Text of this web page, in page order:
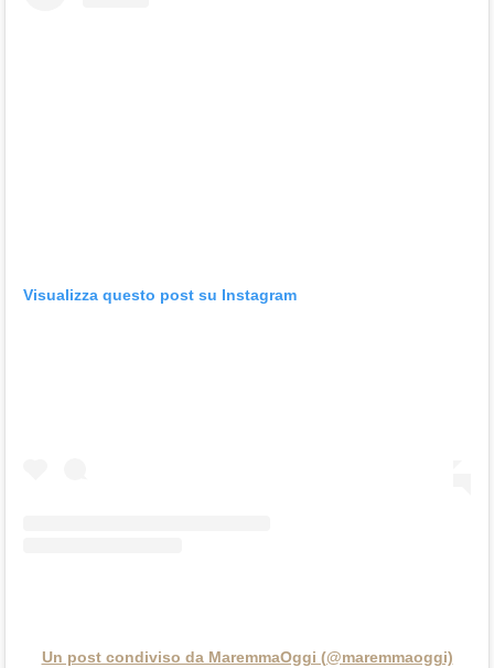
Visualizza questo post su Instagram
Un post condiviso da MaremmaOggi (@maremmaoggi)